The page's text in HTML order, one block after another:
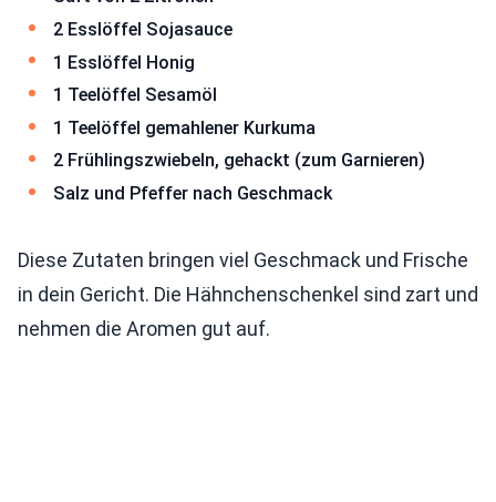
2 Esslöffel Sojasauce
1 Esslöffel Honig
1 Teelöffel Sesamöl
1 Teelöffel gemahlener Kurkuma
2 Frühlingszwiebeln, gehackt (zum Garnieren)
Salz und Pfeffer nach Geschmack
Diese Zutaten bringen viel Geschmack und Frische
in dein Gericht. Die Hähnchenschenkel sind zart und
nehmen die Aromen gut auf.